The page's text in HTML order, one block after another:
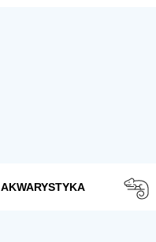
AKWARYSTYKA